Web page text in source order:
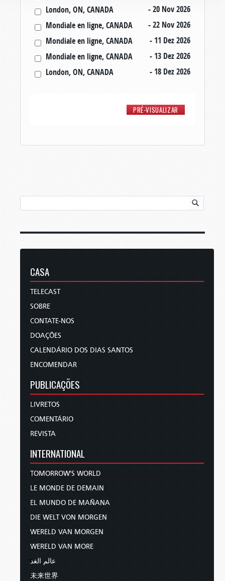
London, ON, CANADA
- 20 Nov 2026
Mondiale en ligne, CANADA
- 22 Nov 2026
Mondiale en ligne, CANADA
- 11 Dez 2026
Mondiale en ligne, CANADA
- 13 Dez 2026
London, ON, CANADA
- 18 Dez 2026
CASA
TELECAST
SOBRE
CONTATE-NOS
DOAÇÕES
CALENDÁRIO DOS DIAS SANTOS
ENCOMENDAR
PUBLICAÇÕES
LIVRETOS
COMENTÁRIO
REVISTA
INTERNATIONAL
TOMORROW'S WORLD
LE MONDE DE DEMAIN
EL MUNDO DE MAÑANA
DIE WELT VON MORGEN
WERELD VAN MORGEN
WERELD VAN MORE
عالم الغد
未来世界